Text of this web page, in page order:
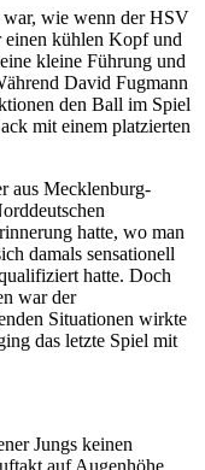
wie wenn der HSV
einen kühlen Kopf und
kleine Führung und
David Fugmann
den Ball im Spiel
mit einem platzierten
aus Mecklenburg-
hatte, wo man
damals sensationell
hatte. Doch
war der
Situationen wirkte
das letzte Spiel mit
Jungs keinen
auf Augenhöhe